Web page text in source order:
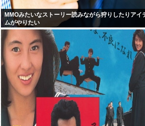
MMOみたいなストーリー読みながら狩りしたりアイ
ムがやりたい